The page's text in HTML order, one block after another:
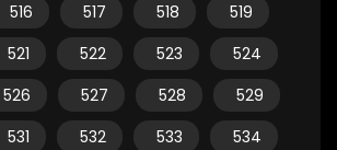
516 517 518
519
521 522 523
524
526 527 528
529
531 532 533
534